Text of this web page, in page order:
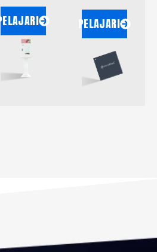
PELAJARI PELAJARI